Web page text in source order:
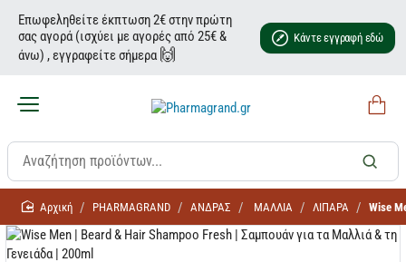
Επωφεληθείτε έκπτωση 2€ στην πρώτη
σας αγορά (ισχύει με αγορές από 25€ &
άνω) , εγγραφείτε σήμερα 🙌
Κάντε εγγραφή εδώ
homePHARMAGRAND ΑΝΔΡΑΣ ΜΑΛΛΙΑ ΛΙΠΑΡΑ Wise